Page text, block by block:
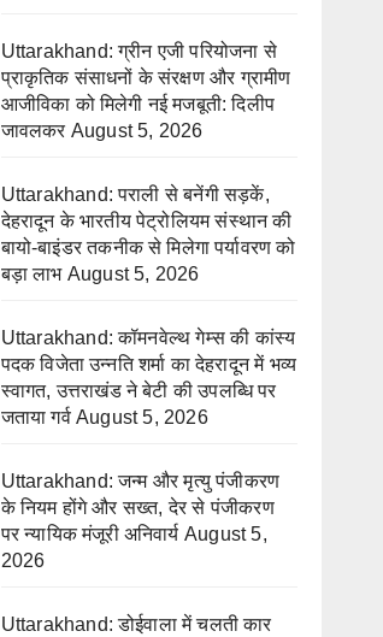
Uttarakhand: ग्रीन एजी परियोजना से
प्राकृतिक संसाधनों के संरक्षण और ग्रामीण
आजीविका को मिलेगी नई मजबूती: दिलीप
जावलकर August 5, 2026
Uttarakhand: पराली से बनेंगी सड़कें,
देहरादून के भारतीय पेट्रोलियम संस्थान की
बायो-बाइंडर तकनीक से मिलेगा पर्यावरण को
बड़ा लाभ August 5, 2026
Uttarakhand: कॉमनवेल्थ गेम्स की कांस्य
पदक विजेता उन्नति शर्मा का देहरादून में भव्य
स्वागत, उत्तराखंड ने बेटी की उपलब्धि पर
जताया गर्व August 5, 2026
Uttarakhand: जन्म और मृत्यु पंजीकरण
के नियम होंगे और सख्त, देर से पंजीकरण
पर न्यायिक मंजूरी अनिवार्य August 5,
2026
Uttarakhand: डोईवाला में चलती कार